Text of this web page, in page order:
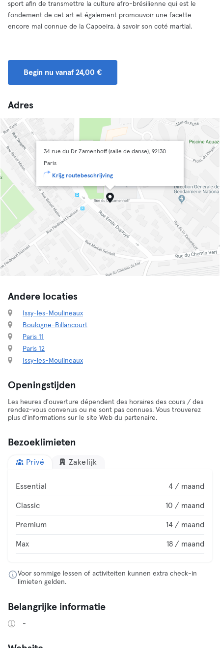
sport afin de transmettre la culture afro-brésilienne qui est le
fondement de cet art et également promouvoir une facette
encore mal connue de la Capoeira, à savoir son coté martial.
Begin nu vanaf 24,00 €
Adres
34 rue du Dr Zamenhoff (salle de danse), 92130
Paris
Krijg routebeschrijving
Andere locaties
Issy-les-Moulineaux
Boulogne-Billancourt
Paris 11
Paris 12
Issy-les-Moulineaux
Openingstijden
Les heures d'ouverture dépendent des horaires des cours / des
rendez-vous convenus ou ne sont pas connues. Vous trouverez
plus d'informations sur le site Web du partenaire.
Bezoeklimieten
Privé Zakelijk
Essential 4 / maand
Classic 10 / maand
Premium 14 / maand
Max 18 / maand
Voor sommige lessen of activiteiten kunnen extra check-in
limieten gelden.
Belangrijke informatie
-